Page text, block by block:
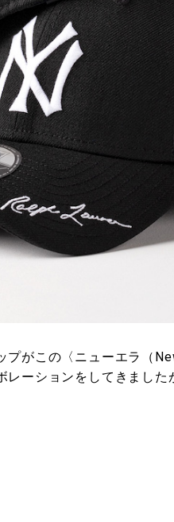
プがこの〈ニューエラ（
レーションをしてきまし